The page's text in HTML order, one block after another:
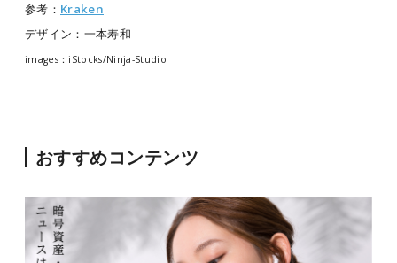
参考： Kraken
デザイン：一本寿和
images：iStocks/Ninja-Studio
おすすめコンテンツ